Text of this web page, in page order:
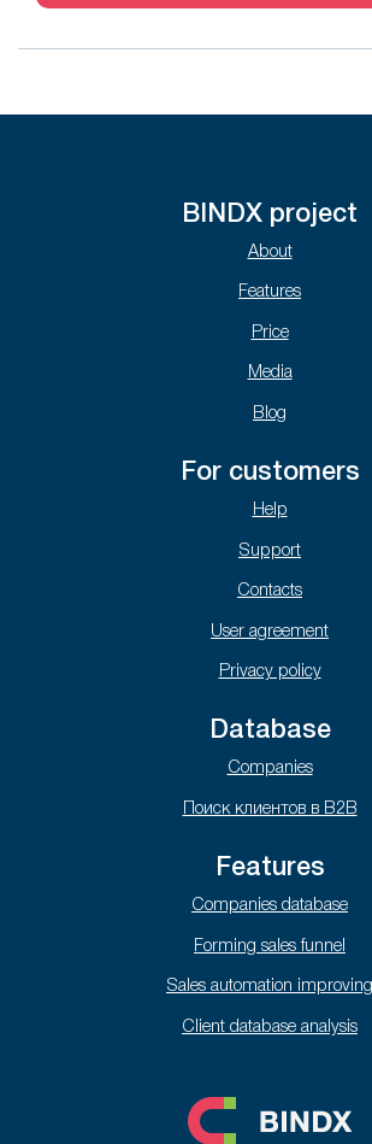
BINDX project
About
Features
Price
Media
Blog
For customers
Help
Support
Contacts
User agreement
Privacy policy
Database
Companies
Поиск клиентов в B2B
Features
Companies database
Forming sales funnel
Sales automation improving
Client database analysis